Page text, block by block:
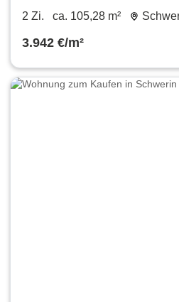
105.28 m²
2 Zi. ca. 105,28 m²
3.942 €/m²